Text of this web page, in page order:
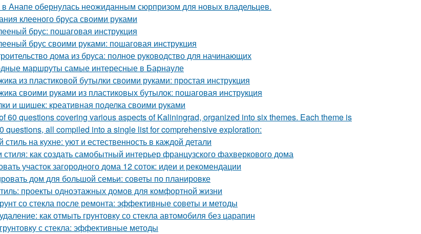
Анапе обернулась неожиданным сюрпризом для новых владельцев.
клееного бруса своими руками
брус: пошаговая инструкция
брус своими руками: пошаговая инструкция
дома из бруса: полное руководство для начинающих
маршруты самые интересные в Барнауле
из пластиковой бутылки своими руками: простая инструкция
своими руками из пластиковых бутылок: пошаговая инструкция
и шишек: креативная поделка своими руками
60 questions covering various aspects of Kaliningrad, organized into six themes. Each theme is
questions, all compiled into a single list for comprehensive exploration:
на кухне: уют и естественность в каждой детали
стиля: как создать самобытный интерьер французского фахверкового дома
участок загородного дома 12 соток: идеи и рекомендации
дом для большой семьи: советы по планировке
проекты одноэтажных домов для комфортной жизни
со стекла после ремонта: эффективные советы и методы
как отмыть грунтовку со стекла автомобиля без царапин
с стекла: эффективные методы